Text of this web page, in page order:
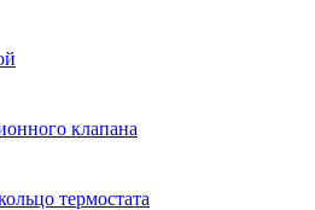
клапана
термостата